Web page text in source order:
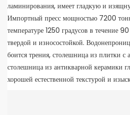
ламинирования, имеет гладкую и
Импортный пресс мощностью 7200
температуре 1250 градусов в течение
твердой и износостойкой.
боится трения, столешница из плитки
столешница из антикварной керамики
хорошей естественной текстурой и